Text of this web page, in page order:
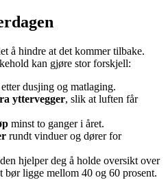
å hindre at det kommer tilbake.
kan gjøre stor forskjell:
etter dusjing og matlaging.
yttervegger, slik at luften får
minst to ganger i året.
rundt vinduer og dører for
hjelper deg å holde oversikt over
bør ligge mellom 40 og 60 prosent.